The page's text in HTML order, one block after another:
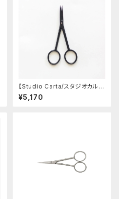
【Studio Carta/スタジオカル
タ】BLACK SILHOUETTE SCI
SSORS (スモール)
¥5,170